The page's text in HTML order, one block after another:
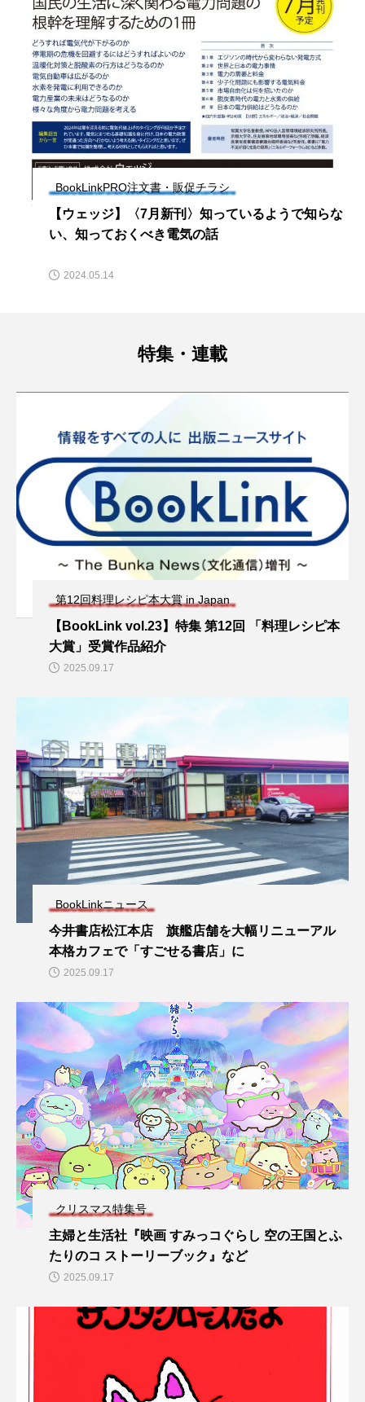
BookLinkPRO注文書・販促チラシ
【ウェッジ】〈7月新刊〉知っているようで知らな
い、知っておくべき電気の話
2024.05.14
特集・連載
第12回料理レシピ本大賞 in Japan
【BookLink vol.23】特集 第12回 「料理レシピ本
大賞」受賞作品紹介
2025.09.17
BookLinkニュース
今井書店松江本店 旗艦店舗を大幅リニューアル
本格カフェで「すごせる書店」に
2025.09.17
クリスマス特集号
主婦と生活社『映画 すみっコぐらし 空の王国とふ
たりのコ ストーリーブック』など
2025.09.17